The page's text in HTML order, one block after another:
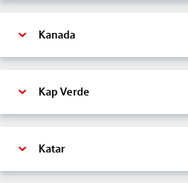
Kanada
Kap Verde
Katar